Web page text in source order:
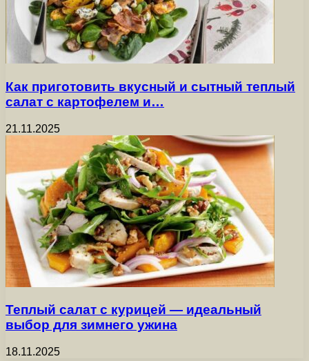
Как приготовить вкусный и сытный теплый
салат с картофелем и…
21.11.2025
Теплый салат с курицей — идеальный
выбор для зимнего ужина
18.11.2025